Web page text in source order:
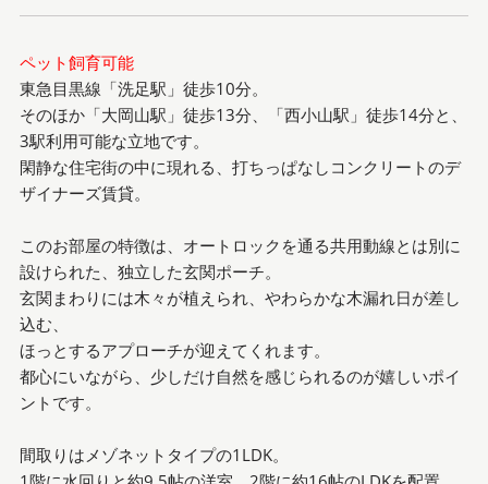
ペット飼育可能
東急目黒線「洗足駅」徒歩10分。
そのほか「大岡山駅」徒歩13分、「西小山駅」徒歩14分と、
3駅利用可能な立地です。
閑静な住宅街の中に現れる、打ちっぱなしコンクリートのデ
ザイナーズ賃貸。
このお部屋の特徴は、オートロックを通る共用動線とは別に
設けられた、独立した玄関ポーチ。
玄関まわりには木々が植えられ、やわらかな木漏れ日が差し
込む、
ほっとするアプローチが迎えてくれます。
都心にいながら、少しだけ自然を感じられるのが嬉しいポイ
ントです。
間取りはメゾネットタイプの1LDK。